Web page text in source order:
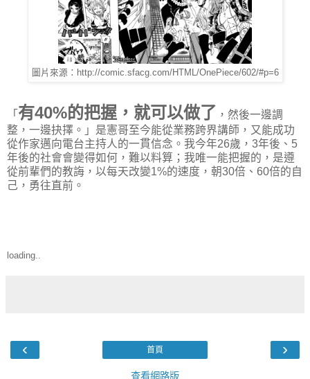
圖片來源：http://comic.sfacg.com/HTML/OnePiece/602/#p=6
「 有40%的把握，就可以做了 ，然後一邊調
整，一邊抉擇。」是憲哥至今能從業務跨界講師，又能成功
從作家邁向電台主持人的一貫信念。我今年26歲，3年後、5
年後的社會會變得如何，難以料算；我唯一能把握的，是遵
從前輩們的教誨，以每天改變1%的速度，朝30倍、60倍的自
己，勇往直前。
loading..
‹ ›
首頁
查看網路版